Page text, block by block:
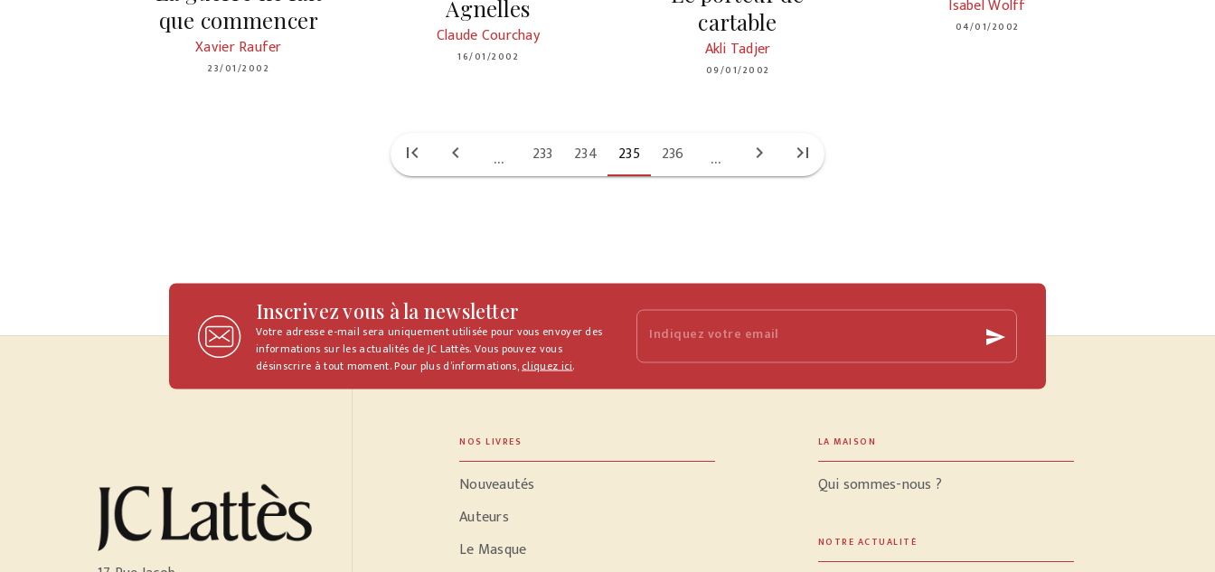
que commencer
Xavier Raufer
23/01/2002
Agnelles
Claude Courchay
16/01/2002
cartable
Akli Tadjer
09/01/2002
Isabel Wolff
04/01/2002
first_page chevron_left ... 233 234 235 236 ... chevron_right last_page
Inscrivez vous à la newsletter
Votre adresse e-mail sera uniquement utilisée pour vous envoyer des
informations sur les actualités de JC Lattès. Vous pouvez vous
désinscrire à tout moment. Pour plus d’informations,cliquez ici.
Indiquez votre email send
NOS LIVRES
Nouveautés
Auteurs
Le Masque
LA MAISON
Qui sommes-nous ?
NOTRE ACTUALITÉ